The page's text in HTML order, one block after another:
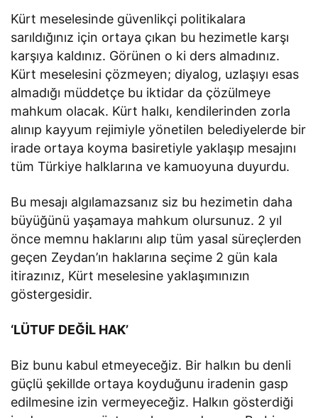
Kürt meselesinde güvenlikçi politikalara
sarıldığınız için ortaya çıkan bu hezimetle karşı
karşıya kaldınız. Görünen o ki ders almadınız.
Kürt meselesini çözmeyen; diyalog, uzlaşıyı esas
almadığı müddetçe bu iktidar da çözülmeye
mahkum olacak. Kürt halkı, kendilerinden zorla
alınıp kayyum rejimiyle yönetilen belediyelerde bir
irade ortaya koyma basiretiyle yaklaşıp mesajını
tüm Türkiye halklarına ve kamuoyuna duyurdu.
Bu mesajı algılamazsanız siz bu hezimetin daha
büyüğünü yaşamaya mahkum olursunuz. 2 yıl
önce memnu haklarını alıp tüm yasal süreçlerden
geçen Zeydan’ın haklarına seçime 2 gün kala
itirazınız, Kürt meselesine yaklaşımınızın
göstergesidir.
‘LÜTUF DEĞİL HAK’
Biz bunu kabul etmeyeceğiz. Bir halkın bu denli
güçlü şekillde ortaya koyduğunu iradenin gasp
edilmesine izin vermeyeceğiz. Halkın gösterdiği